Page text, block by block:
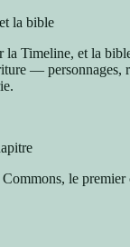
la bible
la Timeline, et la
— personnages,
le premier